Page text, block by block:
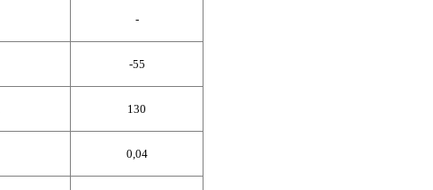
-
-55
130
0,04